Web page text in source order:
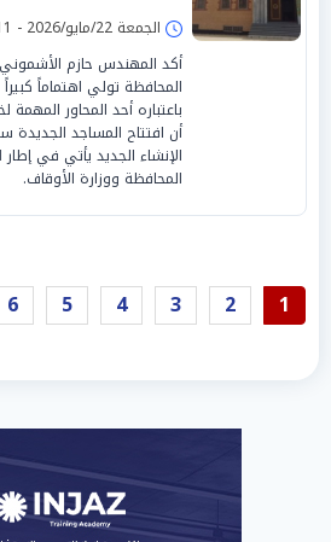
الجمعة 22/مايو/2026 - 07:11 م
أكد المهندس حازم
المحافظة تولي اهتماماً
باعتباره أحد المحاور
أن افتتاح المساجد الجديدة
الإنشاء الجديد يأتي في إطار
المحافظة ووزارة الأوقاف.
1
2
3
4
5
6